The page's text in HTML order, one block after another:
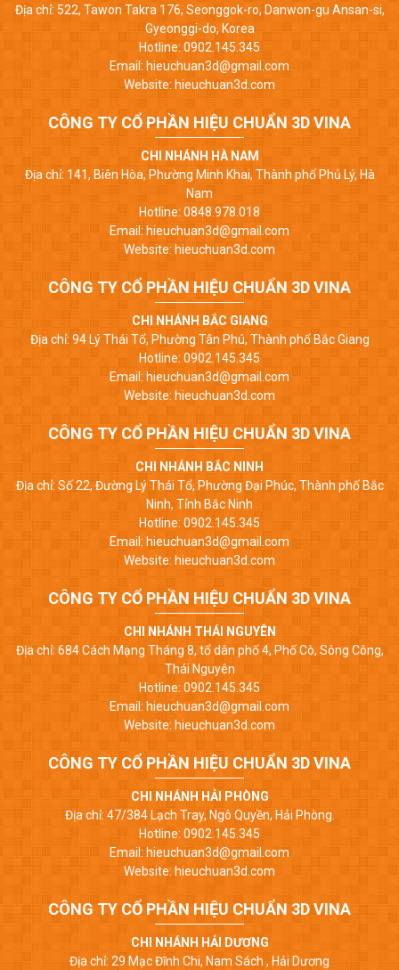
Địa chỉ: 522, Tawon Takra 176, Seonggok-ro, Danwon-gu Ansan-si,
Gyeonggi-do, Korea
Hotline: 0902.145.345
Email: hieuchuan3d@gmail.com
Website: hieuchuan3d.com
CÔNG TY CỔ PHẦN HIỆU CHUẨN 3D VINA
CHI NHÁNH HÀ NAM
Địa chỉ: 141, Biên Hòa, Phường Minh Khai, Thành phố Phủ Lý, Hà
Nam
Hotline: 0848.978.018
Email: hieuchuan3d@gmail.com
Website: hieuchuan3d.com
CÔNG TY CỔ PHẦN HIỆU CHUẨN 3D VINA
CHI NHÁNH BẮC GIANG
Địa chỉ: 94 Lý Thái Tổ, Phường Tân Phú, Thành phố Bắc Giang
Hotline: 0902.145.345
Email: hieuchuan3d@gmail.com
Website: hieuchuan3d.com
CÔNG TY CỔ PHẦN HIỆU CHUẨN 3D VINA
CHI NHÁNH BẮC NINH
Địa chỉ: Số 22, Đường Lý Thái Tổ, Phường Đại Phúc, Thành phố Bắc
Ninh, Tỉnh Bắc Ninh
Hotline: 0902.145.345
Email: hieuchuan3d@gmail.com
Website: hieuchuan3d.com
CÔNG TY CỔ PHẦN HIỆU CHUẨN 3D VINA
CHI NHÁNH THÁI NGUYÊN
Địa chỉ: 684 Cách Mạng Tháng 8, tổ dân phố 4, Phố Cò, Sông Công,
Thái Nguyên
Hotline: 0902.145.345
Email: hieuchuan3d@gmail.com
Website: hieuchuan3d.com
CÔNG TY CỔ PHẦN HIỆU CHUẨN 3D VINA
CHI NHÁNH HẢI PHÒNG
Địa chỉ: 47/384 Lạch Tray, Ngô Quyền, Hải Phòng.
Hotline: 0902.145.345
Email: hieuchuan3d@gmail.com
Website: hieuchuan3d.com
CÔNG TY CỔ PHẦN HIỆU CHUẨN 3D VINA
CHI NHÁNH HẢI DƯƠNG
Địa chỉ: 29 Mạc Đĩnh Chi, Nam Sách , Hải Dương